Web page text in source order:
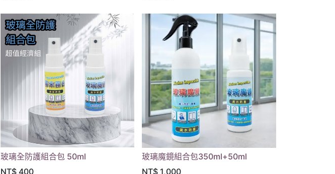
玻璃全防護組合包 50ml
NT$ 400
玻璃魔鏡組合包350ml+50ml
NT$ 1,000